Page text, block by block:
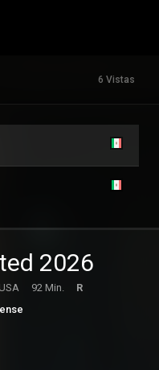
6 Vistas
2026
92 Min.
R